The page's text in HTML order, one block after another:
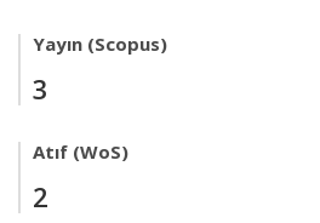
Yayın (Scopus)
3
Atıf (WoS)
2